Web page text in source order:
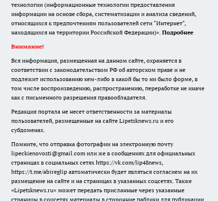
технологии (информационные технологии предоставления
информации на основе сбора, систематизации и анализа сведений,
относящихся к предпочтениям пользователей сети "Интернет",
находящихся на территории Российской Федерации)». Подробнее
Внимание!
Вся информация, размещенная на данном сайте, охраняется в
соответствии с законодательством РФ об авторском праве и не
подлежит использованию кем-либо в какой бы то ни было форме, в
том числе воспроизведению, распространению, переработке не иначе
как с письменного разрешения правообладателя.
Редакция портала не несет ответственности за материалы
пользователей, размещенные на сайте Lipetsknews.ru и его
субдоменах.
Помните, что отправка фотографии на электронную почту
lipeckienovosti@gmail.com или же в сообщениях для официальных
страницах в социальных сетях https://vk.com/lip48news,
https://t.me/abireglip автоматически будет являться согласием на их
размещение на сайте и на страницах в указанных соцсетях. Также
«Lipetsknews.ru» может передать присланные через указанные
страницы в соцсетях материалы в сторонние паблики для публикации.